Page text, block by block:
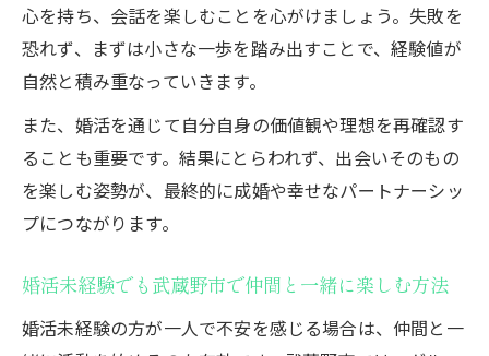
心を持ち、会話を楽しむことを心がけましょう。失敗を
恐れず、まずは小さな一歩を踏み出すことで、経験値が
自然と積み重なっていきます。
また、婚活を通じて自分自身の価値観や理想を再確認す
ることも重要です。結果にとらわれず、出会いそのもの
を楽しむ姿勢が、最終的に成婚や幸せなパートナーシッ
プにつながります。
婚活未経験でも武蔵野市で仲間と一緒に楽しむ方法
婚活未経験の方が一人で不安を感じる場合は、仲間と一